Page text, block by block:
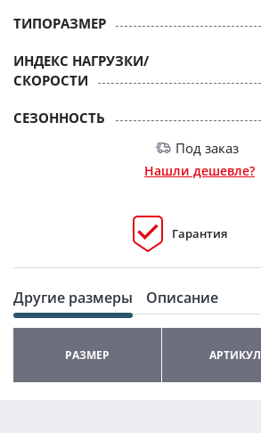
ТИПОРАЗМЕР
ИНДЕКС НАГРУЗКИ/
СКОРОСТИ
СЕЗОННОСТЬ
Под заказ
Нашли дешевле?
Гарантия
Другие размеры Описание
РАЗМЕР АРТИКУЛ